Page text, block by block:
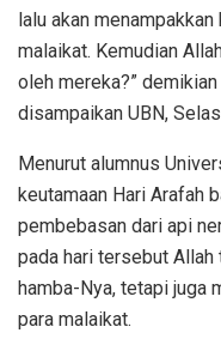
lalu akan
malaikat. Kemudian
oleh mereka?”
disampaikan UBN,
Menurut alumnus
keutamaan Hari Arafah
pembebasan dari api
pada hari tersebut
hamba-Nya, tetapi juga
para malaikat.